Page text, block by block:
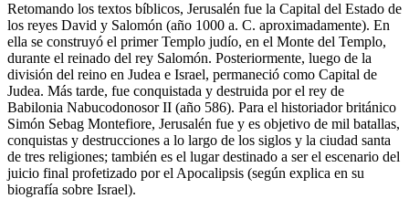
Retomando los textos bíblicos, Jerusalén fue la Capital del Estado de
los reyes David y Salomón (año 1000 a. C. aproximadamente). En
ella se construyó el primer Templo judío, en el Monte del Templo,
durante el reinado del rey Salomón. Posteriormente, luego de la
división del reino en Judea e Israel, permaneció como Capital de
Judea. Más tarde, fue conquistada y destruida por el rey de
Babilonia Nabucodonosor II (año 586). Para el historiador británico
Simón Sebag Montefiore, Jerusalén fue y es objetivo de mil batallas,
conquistas y destrucciones a lo largo de los siglos y la ciudad santa
de tres religiones; también es el lugar destinado a ser el escenario del
juicio final profetizado por el Apocalipsis (según explica en su
biografía sobre Israel).